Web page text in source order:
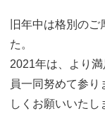
旧年中は格別の
た。
2021年は、より
員一同努めて参
しくお願いいたし